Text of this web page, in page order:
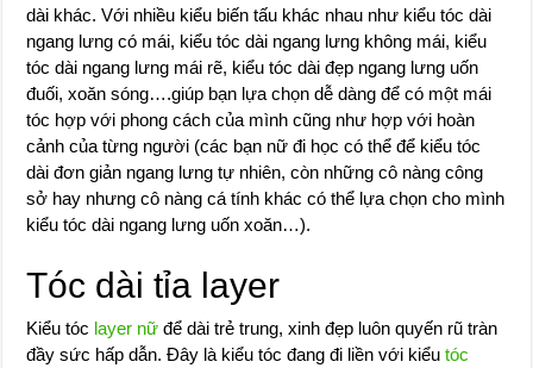
dài khác. Với nhiều kiểu biến tấu khác nhau như kiểu tóc dài
ngang lưng có mái, kiểu tóc dài ngang lưng không mái, kiểu
tóc dài ngang lưng mái rẽ, kiểu tóc dài đẹp ngang lưng uốn
đuối, xoăn sóng….giúp bạn lựa chọn dễ dàng để có một mái
tóc hợp với phong cách của mình cũng như hợp với hoàn
cảnh của từng người (các bạn nữ đi học có thể để kiểu tóc
dài đơn giản ngang lưng tự nhiên, còn những cô nàng công
sở hay nhưng cô nàng cá tính khác có thể lựa chọn cho mình
kiểu tóc dài ngang lưng uốn xoăn…).
Tóc dài tỉa layer
Kiểu tóc layer nữ để dài trẻ trung, xinh đẹp luôn quyến rũ tràn
đầy sức hấp dẫn. Đây là kiểu tóc đang đi liền với kiểutóc